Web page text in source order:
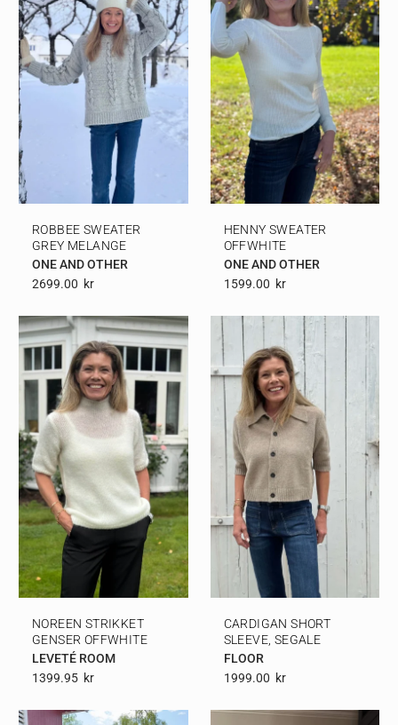
ROBBEE SWEATER
GREY MELANGE
ONE AND OTHER
2699.00 Kr
HENNY SWEATER
OFFWHITE
ONE AND OTHER
1599.00 Kr
NOREEN STRIKKET
GENSER OFFWHITE
LEVETÉ ROOM
1399.95 Kr
CARDIGAN SHORT
SLEEVE, SEGALE
FLOOR
1999.00 Kr